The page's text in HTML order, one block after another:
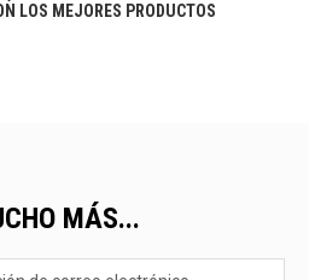
LOS MEJORES PRODUCTOS
MÁS...